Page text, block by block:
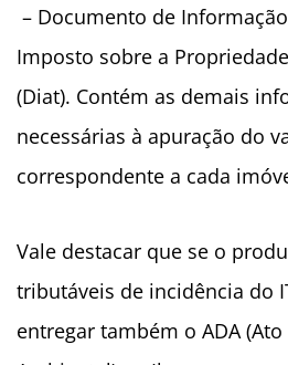
– Documento de
Imposto sobre a
(Diat). Contém as demais
necessárias à apuração do
correspondente a cada
Vale destacar que se o
tributáveis de incidência do
entregar também o ADA